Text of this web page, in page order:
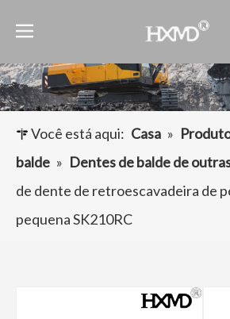
Você está aqui: Casa »
balde » Dentes de balde de
de dente de retroescavadeira de
pequena SK210RC